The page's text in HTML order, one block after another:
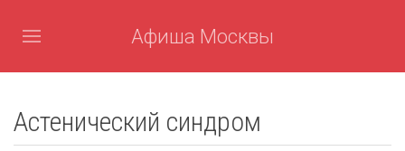
Афиша Москвы
Астенический синдром